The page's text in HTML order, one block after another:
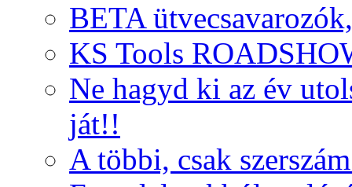
BETA
KS Tools
Ne hagyd ki az év
ját!!
A többi, csak